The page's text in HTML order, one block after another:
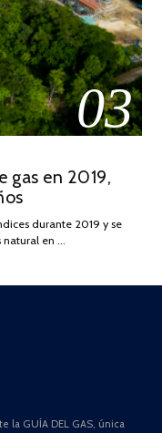
03
gas en 2019,
durante 2019 y se
natural en …
la GUÍA DEL GAS, única